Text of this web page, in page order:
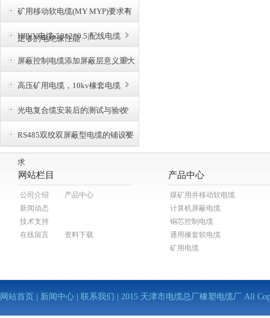
矿用移动软电缆(MY MYP)要求有
足够的电绝缘性能
HPVV电缆-50*2*0.5|配线电缆
屏蔽控制电缆添加屏蔽层意义重大
高压矿用电缆，10kv橡套电缆
光电复合缆安装后的测试与验收
RS485双绞双屏蔽型电缆的铺设要
求
网站栏目
公司介绍
产品中心
新闻动态
技术支持
在线留言
资料下载
产品中心
煤矿用井移动软电缆
计算机屏蔽电缆
铜芯控制电缆
通用橡套软电缆
矿用电缆
网站首页 新闻中心 联系我们 | 2015 天津市电缆总厂橡塑电缆厂 All